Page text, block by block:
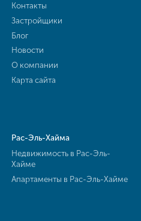
Контакты
Застройщики
Блог
Новости
О компании
Карта сайта
Рас-Эль-Хайма
Недвижимость в Рас-Эль-
Хайме
Апартаменты в Рас-Эль-Хайме